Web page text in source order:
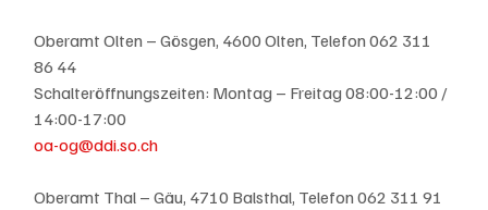
Oberamt Olten – Gösgen, 4600 Olten, Telefon 062 311
86 44
Schalteröffnungszeiten: Montag – Freitag 08:00-12:00 /
14:00-17:00
oa-og@ddi.so.ch
Oberamt Thal – Gäu, 4710 Balsthal, Telefon 062 311 91